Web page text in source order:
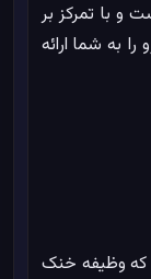
و با تمرکز بر
به شما ارائه
که وظیفه خنک